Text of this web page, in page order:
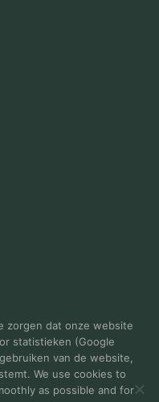
Colofon
Disclaimer
zorgen dat onze website
statistieken (Google
van de website,
We use cookies to
as possible and for